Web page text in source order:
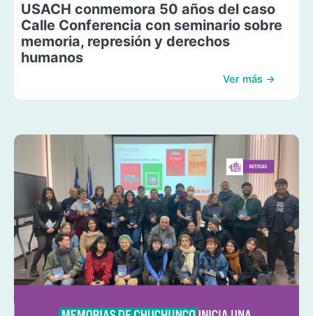
USACH conmemora 50 años del caso
Calle Conferencia con seminario sobre
memoria, represión y derechos
humanos
Ver más →